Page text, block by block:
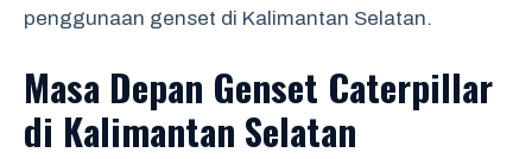
penggunaan genset di Kalimantan Selatan.
Masa Depan Genset Caterpillar
di Kalimantan Selatan